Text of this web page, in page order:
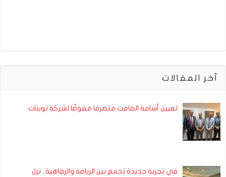
آخر المقالات
تعيين أسامة الصامت متصرفا مفوضًا لشركة توبنات
في تجربة جديدة تجمع بين الرياضة والرفاهية.. نزل